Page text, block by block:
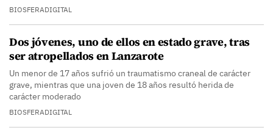
BIOSFERADIGITAL
Dos jóvenes, uno de ellos en estado grave, tras
ser atropellados en Lanzarote
Un menor de 17 años sufrió un traumatismo craneal de carácter
grave, mientras que una joven de 18 años resultó herida de
carácter moderado
BIOSFERADIGITAL